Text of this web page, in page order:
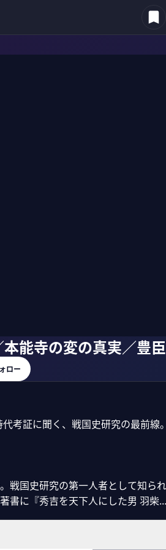
能寺の変の真実／豊
ロー
考証に聞く、戦国史研究の最前線
戦国史研究の第一人者として知ら
書に『秀吉を天下人にした男 羽柴...